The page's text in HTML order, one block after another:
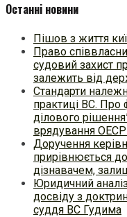
Останні новини
Пішов з життя
Право
судовий захист
залежить від
Стандарти
практиці ВC. Про
ділового
врядування ОЕСР
Доручення
прирівнюється
дізнавачем,
Юридичний
досвіду з
суддя ВС Гудима